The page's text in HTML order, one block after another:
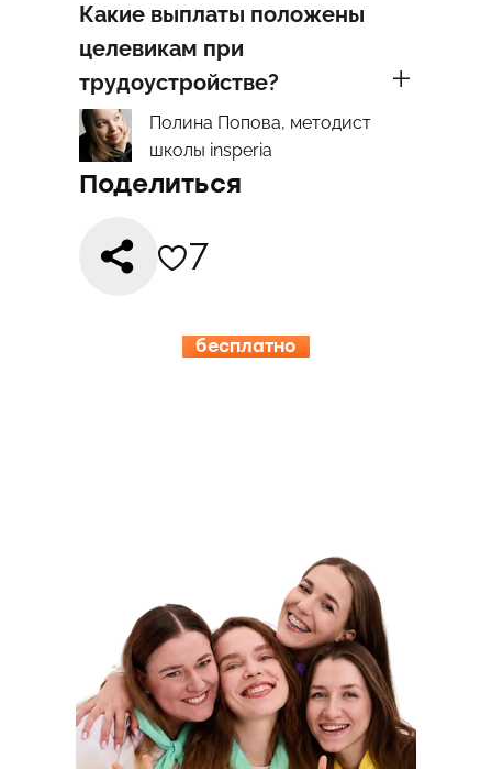
Какие выплаты положены
целевикам при
трудоустройстве?
Полина Попова, методист
школы insperia
Поделиться
7
бесплатно